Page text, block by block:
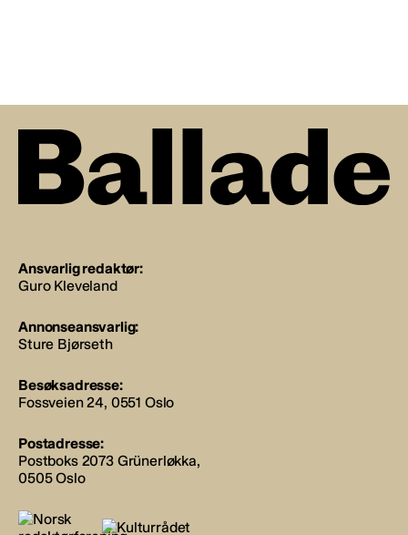
Ansvarlig redaktør:
Guro Kleveland
Annonseansvarlig:
Sture Bjørseth
Besøksadresse:
Fossveien 24, 0551 Oslo
Postadresse:
Postboks 2073 Grünerløkka,
0505 Oslo